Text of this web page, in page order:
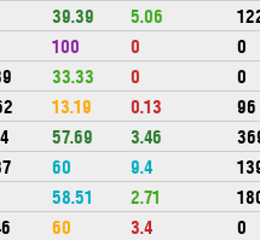
39.39 5.06
100 0 0
33.33 0 0
13.19 0.13 96
57.69 3.46
60 9.4
58.51 2.71
60 3.4 0